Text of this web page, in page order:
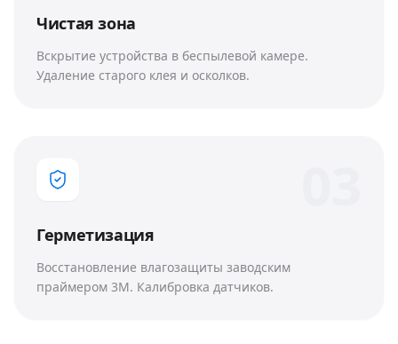
Чистая зона
Вскрытие устройства в беспылевой камере.
Удаление старого клея и осколков.
Герметизация
Восстановление влагозащиты заводским
праймером 3M. Калибровка датчиков.